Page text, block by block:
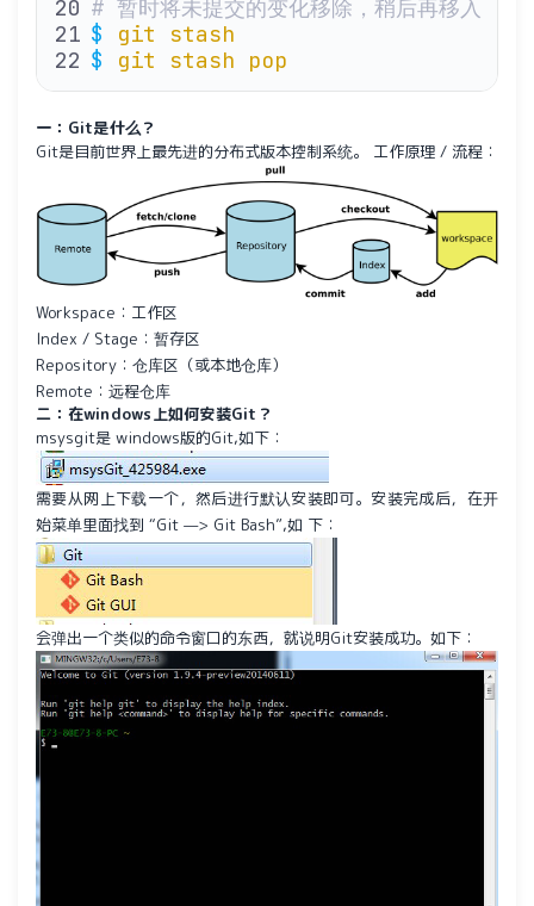
# 暂时将未提交的变化移除，稍后再移入
$ git stash
$ git stash pop
一：Git是什么？
Git是目前世界上最先进的分布式版本控制系统。 工作原理 / 流程：
Workspace：工作区
Index / Stage：暂存区
Repository：仓库区（或本地仓库）
Remote：远程仓库
二：在windows上如何安装Git？
msysgit是 windows版的Git,如下：
需要从网上下载一个，然后进行默认安装即可。安装完成后，在开
始菜单里面找到 “Git —> Git Bash”,如 下：
会弹出一个类似的命令窗口的东西，就说明Git安装成功。如下：